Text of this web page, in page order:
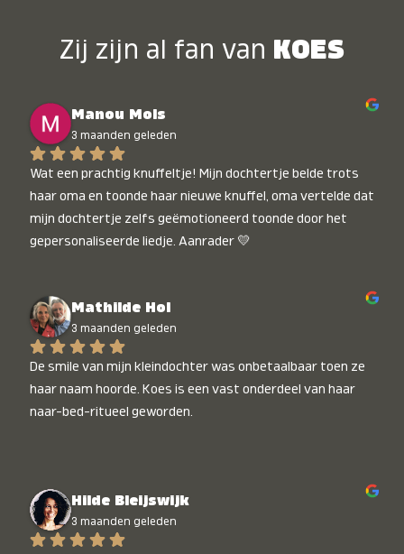
Zij zijn al fan van KOES
Manou Mols
3 maanden geleden
Wat een prachtig knuffeltje! Mijn dochtertje belde trots
haar oma en toonde haar nieuwe knuffel, oma vertelde dat
mijn dochtertje zelfs geëmotioneerd toonde door het
gepersonaliseerde liedje. Aanrader 💛
Mathilde Hol
3 maanden geleden
De smile van mijn kleindochter was onbetaalbaar toen ze
haar naam hoorde. Koes is een vast onderdeel van haar
naar-bed-ritueel geworden.
Hilde Bleijswijk
3 maanden geleden